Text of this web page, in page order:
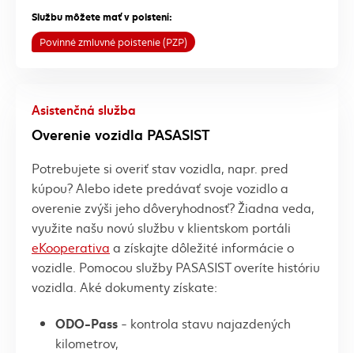
Službu môžete mať v poistení:
Povinné zmluvné poistenie (PZP)
Asistenčná služba
Overenie vozidla PASASIST
Potrebujete si overiť stav vozidla, napr. pred
kúpou? Alebo idete predávať svoje vozidlo a
overenie zvýši jeho dôveryhodnosť? Žiadna veda,
využite našu novú službu v klientskom portáli
eKooperativa a získajte dôležité informácie o
vozidle. Pomocou služby PASASIST overíte históriu
vozidla. Aké dokumenty získate:
ODO-Pass - kontrola stavu najazdených
kilometrov,